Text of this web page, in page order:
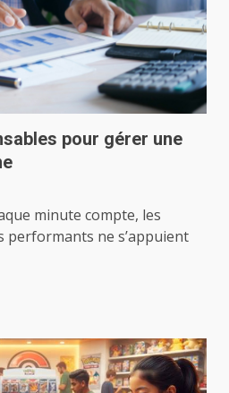
pour gérer une
minute compte, les
ne s’appuient